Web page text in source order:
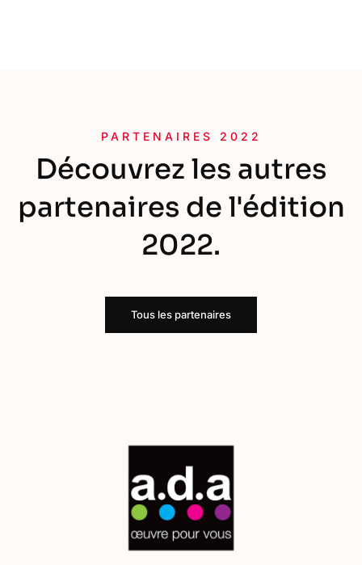
PARTENAIRES 2022
Découvrez les autres
partenaires de l'édition
2022.
Tous les partenaires